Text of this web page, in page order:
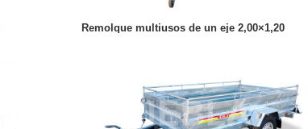
Remolque multiusos de un eje 2,00×1,20